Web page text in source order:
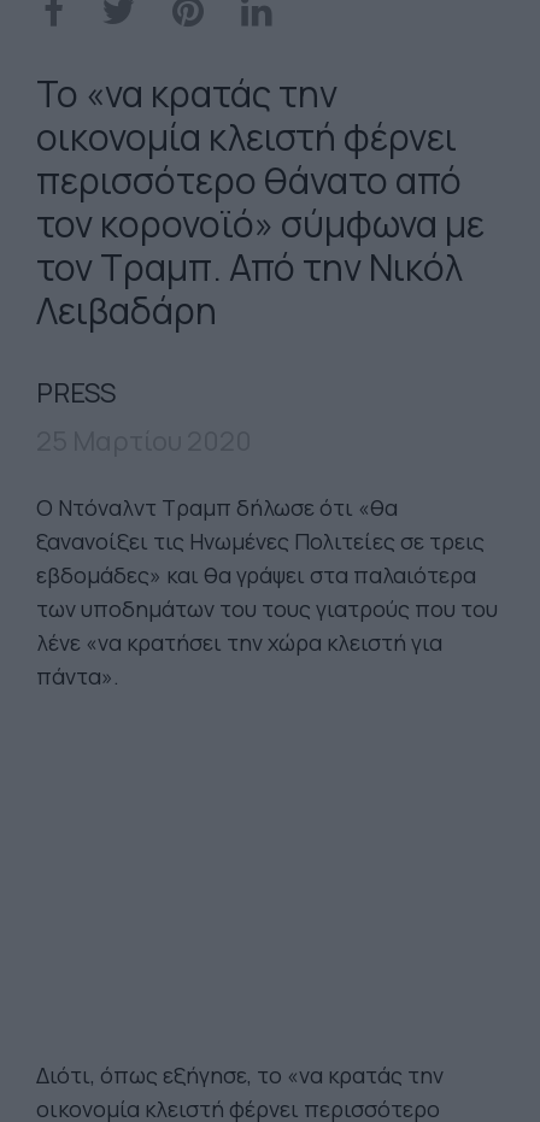
Το «να κρατάς την
οικονομία κλειστή φέρνει
περισσότερο θάνατο από
τον κορονοϊό» σύμφωνα με
τον Τραμπ. Από την Νικόλ
Λειβαδάρη
PRESS
O Nτόναλντ Τραμπ δήλωσε ότι «θα
ξανανοίξει τις Ηνωμένες Πολιτείες σε τρεις
εβδομάδες» και θα γράψει στα παλαιότερα
των υποδημάτων του τους γιατρούς που του
λένε «να κρατήσει την χώρα κλειστή για
πάντα».
Διότι, όπως εξήγησε, το «να κρατάς την
οικονομία κλειστή φέρνει περισσότερο